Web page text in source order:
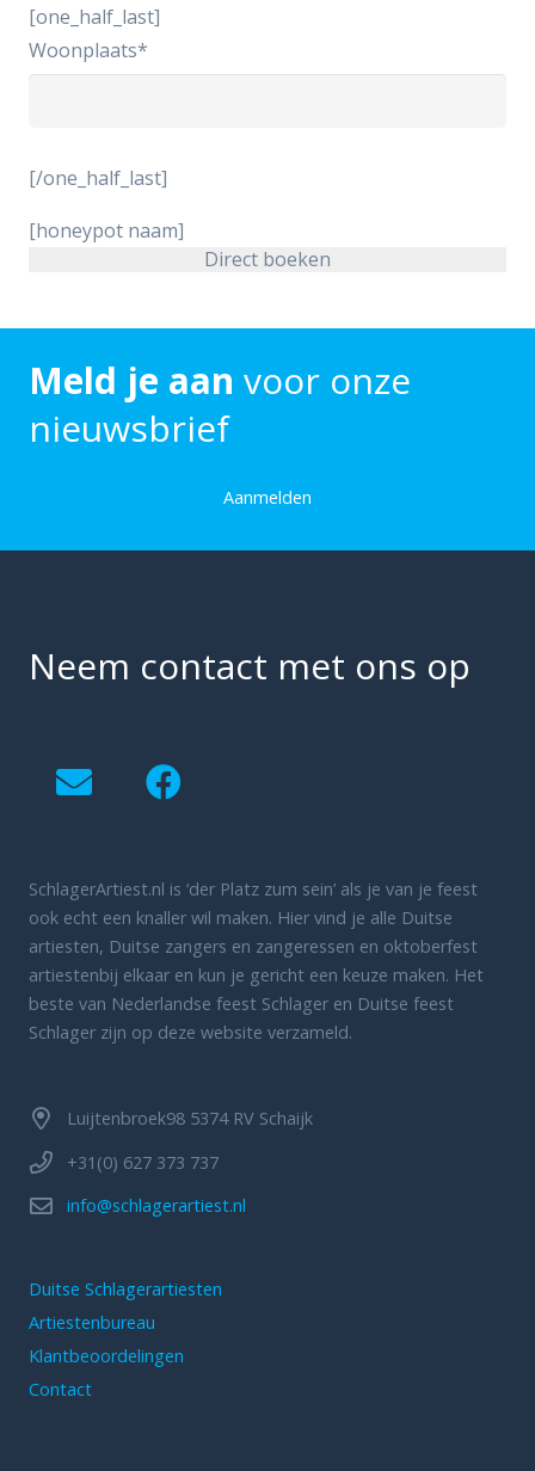
[one_half_last]
Woonplaats*
[/one_half_last]
[honeypot naam]
Meld je aan voor onze
nieuwsbrief
Aanmelden
Neem contact met ons op
SchlagerArtiest.nl is ‘der Platz zum sein’ als je van je feest
ook echt een knaller wil maken. Hier vind je alle Duitse
artiesten, Duitse zangers en zangeressen en oktoberfest
artiestenbij elkaar en kun je gericht een keuze maken. Het
beste van Nederlandse feest Schlager en Duitse feest
Schlager zijn op deze website verzameld.
Luijtenbroek98 5374 RV Schaijk
+31(0) 627 373 737
info@schlagerartiest.nl
Duitse Schlagerartiesten
Artiestenbureau
Klantbeoordelingen
Contact